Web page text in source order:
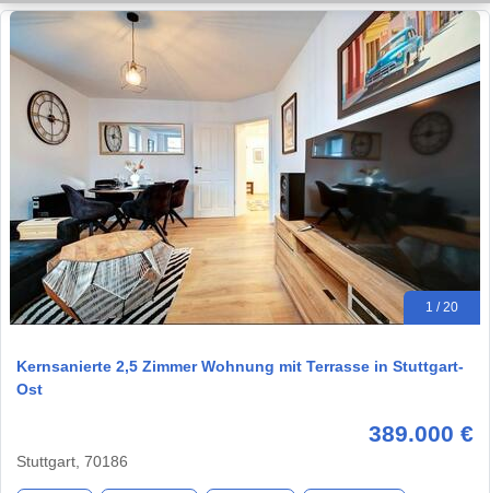
1 / 20
Kernsanierte 2,5 Zimmer Wohnung mit Terrasse in Stuttgart-
Ost
389.000 €
Stuttgart, 70186